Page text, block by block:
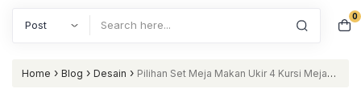
0
Home › Blog › Desain › Pilihan Set Meja Makan Ukir 4 Kursi Meja